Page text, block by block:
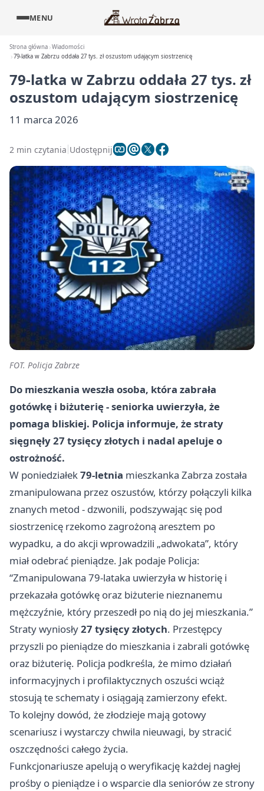
MENU
Strona główna Wiadomości
79-latka w Zabrzu oddała 27 tys. zł oszustom udającym siostrzenicę
79-latka w Zabrzu oddała 27 tys. zł
oszustom udającym siostrzenicę
11 marca 2026
2 min czytania Udostępnij
FOT. Policja Zabrze
Do mieszkania weszła osoba, która zabrała
gotówkę i biżuterię - seniorka uwierzyła, że
pomaga bliskiej. Policja informuje, że straty
sięgnęły 27 tysięcy złotych i nadal apeluje o
ostrożność.
W poniedziałek79-letnia mieszkanka Zabrza została
zmanipulowana przez oszustów, którzy połączyli kilka
znanych metod - dzwonili, podszywając się pod
siostrzenicę rzekomo zagrożoną aresztem po
wypadku, a do akcji wprowadzili „adwokata”, który
miał odebrać pieniądze. Jak podaje Policja:
“Zmanipulowana 79-lataka uwierzyła w historię i
przekazała gotówkę oraz biżuterie nieznanemu
mężczyźnie, który przeszedł po nią do jej mieszkania.”
Straty wyniosły27 tysięcy złotych. Przestępcy
przyszli po pieniądze do mieszkania i zabrali gotówkę
oraz biżuterię. Policja podkreśla, że mimo działań
informacyjnych i profilaktycznych oszuści wciąż
stosują te schematy i osiągają zamierzony efekt.
To kolejny dowód, że złodzieje mają gotowy
scenariusz i wystarczy chwila nieuwagi, by stracić
oszczędności całego życia.
Funkcjonariusze apelują o weryfikację każdej nagłej
prośby o pieniądze i o wsparcie dla seniorów ze strony